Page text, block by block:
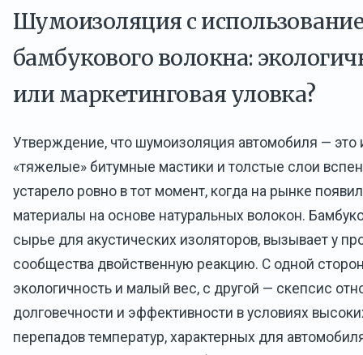
Шумоизоляция с
бамбукового волокна:
или маркетинговая уловка?
Утверждение, что шумоизоляция автомобиля — это
«тяжелые» битумные мастики и толстые слои
устарело ровно в тот момент, когда на рынке
материалы на основе натуральных волокон.
сырье для акустических изоляторов, вызывает у
сообщества двойственную реакцию. С одной
экологичность и малый вес, с другой — скепсис
долговечности и эффективности в условиях
перепадов температур, характерных для